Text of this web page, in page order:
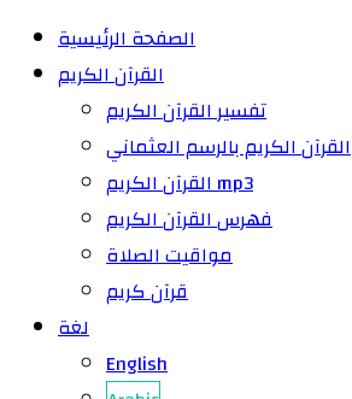
الصفحة الرئيسية
القرآن الكريم
تفسير القرآن الكريم
القرآن الكريم بالرسم العثماني
القرآن الكريم mp3
فهرس القرآن الكريم
مواقيت الصلاة
قرآن كريم
لغة
English